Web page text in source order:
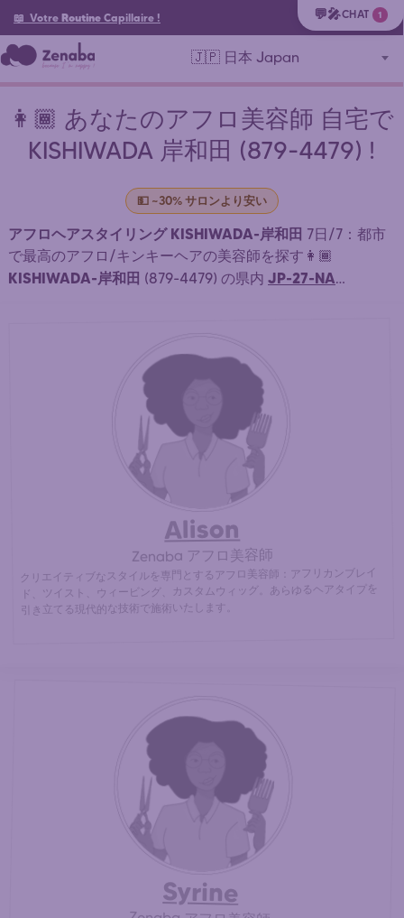
📖 Votre Routine Capillaire !
🇯🇵 日本 Japan
👩🏾 あなたのアフロ美容師 自宅で
KISHIWADA 岸和田 (879-4479) !
💵 ~30% サロンより安い
アフロヘアスタイリング KISHIWADA-岸和田 7日/7：都市
で最高のアフロ/キンキーヘアの美容師を探す👩🏾
KISHIWADA-岸和田 (879-4479) の県内 JP-27-NA
マッチング。簡単・スピーディーな予約。22時間オンライ
ン予約受付中。 手頃な価格のアフロ・アフリカンヘアスタ
イルのために、最寄りのアフロ美容師に直接ご連絡くださ
than at an afro hair salon)
Alison
Zenaba アフロ美容師
クリエイティブなスタイルを専門とするアフロ美容師：アフリカンブレイ
ド、ツイスト、ウィービング、カスタムウィッグ。あらゆるヘアタイプを
引き立てる現代的な技術で施術いたします。
Syrine
💬🎤CHAT 1